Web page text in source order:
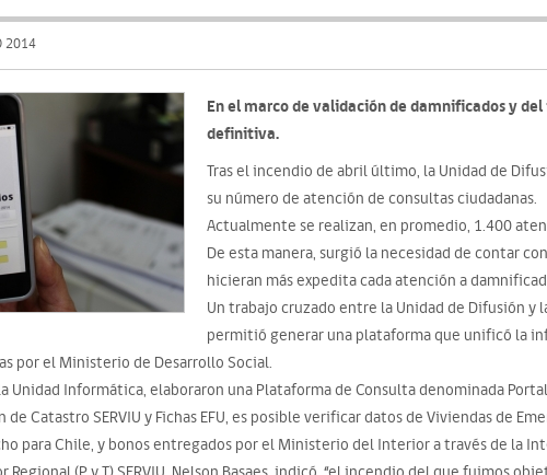
2014
En el marco de validación de damnificados y
definitiva.
Tras el incendio de abril último, la Unidad de
su número de atención de consultas ciudadanas.
Actualmente se realizan, en promedio, 1.400
De esta manera, surgió la necesidad de contar
hicieran más expedita cada atención a
Un trabajo cruzado entre la Unidad de Difusión y
permitió generar una plataforma que unificó la
por el Ministerio de Desarrollo Social.
Unidad Informática, elaboraron una Plataforma de Consulta denominada
Catastro SERVIU y Fichas EFU, es posible verificar datos de Viviendas de
para Chile, y bonos entregados por el Ministerio del Interior a través de la